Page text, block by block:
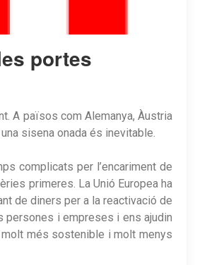
portes
A països com Alemanya, Àustria
sisena onada és inevitable.
complicats per l’encariment de
primeres. La Unió Europea ha
de diners per a la reactivació de
persones i empreses i ens ajudin
més sostenible i molt menys